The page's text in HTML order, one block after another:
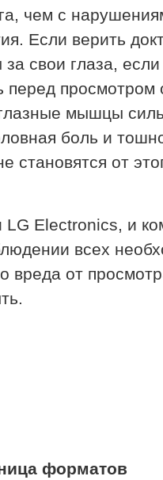
чем с
Если верить
свои глаза,
перед просмотром
мышцы
боль и
становятся от
Electronics, и
всех
вреда от
форматов